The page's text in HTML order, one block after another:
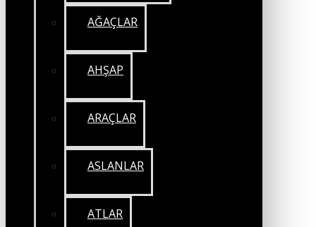
AĞAÇLAR
AHŞAP
ARAÇLAR
ASLANLAR
ATLAR